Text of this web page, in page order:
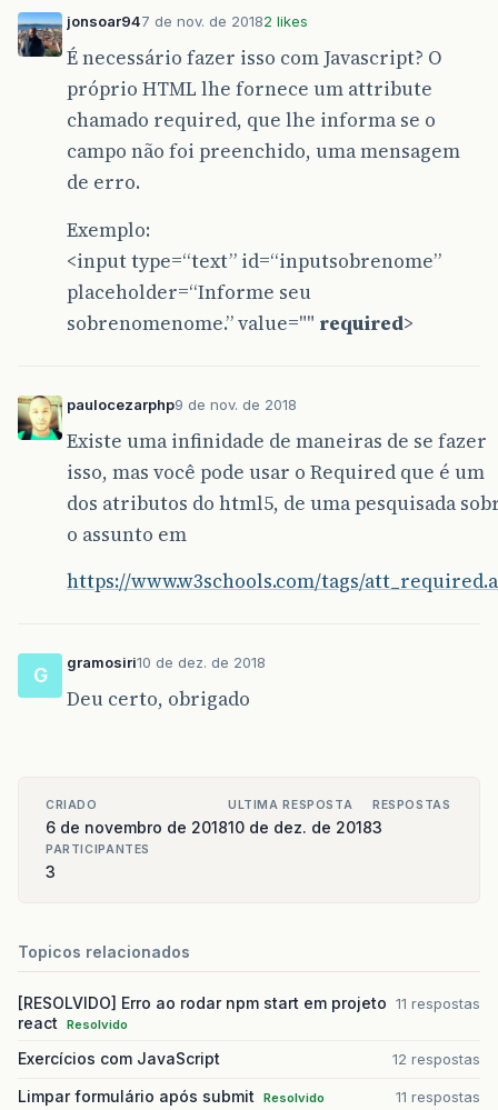
var y = document. getElementsByClassName
y [ 0 ] .style. display = "none" ;
}
}
jonsoar947 de nov. de 20182 likes
É necessário fazer isso com Javascript? O
próprio HTML lhe fornece um attribute
chamado required, que lhe informa se o
campo não foi preenchido, uma mensagem
de erro.
Exemplo:
<input type=“text” id=“inputsobrenome”
placeholder=“Informe seu
sobrenomenome.” value="" required>
paulocezarphp9 de nov. de 2018
Existe uma infinidade de maneiras de se fazer
isso, mas você pode usar o Required que é um
dos atributos do html5, de uma pesquisada
o assunto em
https://www.w3schools.com/tags/
G
gramosiri10 de dez. de 2018
Deu certo, obrigado
CRIADO
6 de novembro de 2018
ULTIMA RESPOSTA
10 de dez. de 2018
RESPOSTAS
3
PARTICIPANTES
3
Topicos relacionados
[RESOLVIDO] Erro ao rodar npm start em projeto
react
Resolvido
11 respostas
Exercícios com JavaScript 12 respostas
Limpar formulário após submit Resolvido 11 respostas